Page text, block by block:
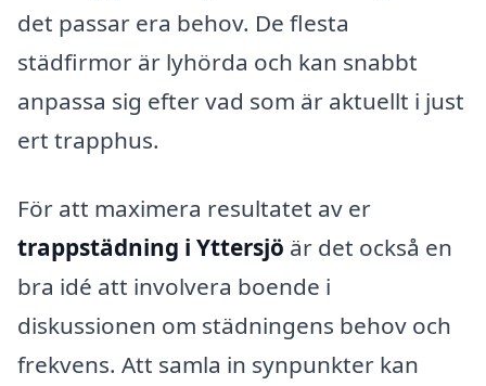
det passar era behov. De flesta
städfirmor är lyhörda och kan snabbt
anpassa sig efter vad som är aktuellt i just
ert trapphus.
För att maximera resultatet av er
trappstädning i Yttersjö är det också en
bra idé att involvera boende i
diskussionen om städningens behov och
frekvens. Att samla in synpunkter kan